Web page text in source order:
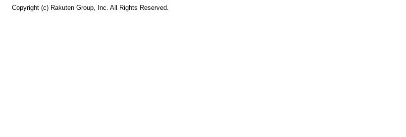
Copyright (c) Rakuten Group, Inc. All Rights Reserved.